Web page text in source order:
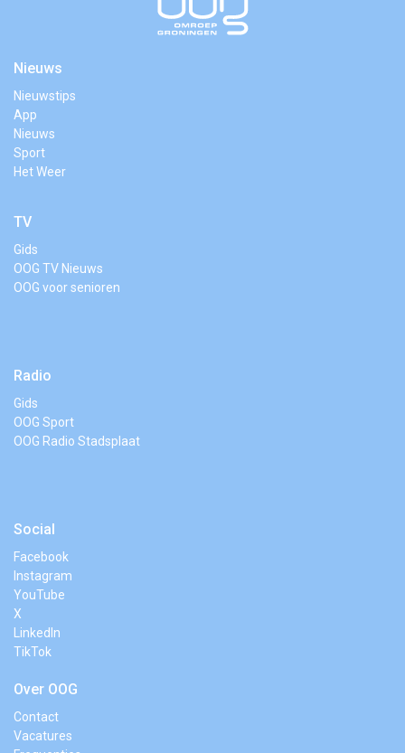
Nieuws
Nieuwstips
App
Nieuws
Sport
Het Weer
TV
Gids
OOG TV Nieuws
OOG voor senioren
Radio
Gids
OOG Sport
OOG Radio Stadsplaat
Social
Facebook
Instagram
YouTube
X
LinkedIn
TikTok
Over OOG
Contact
Vacatures